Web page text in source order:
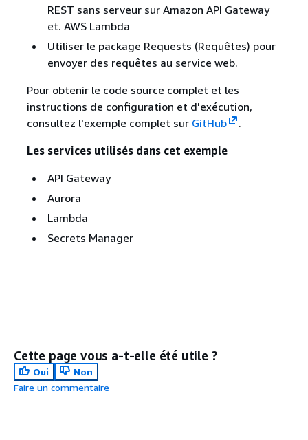
REST sans serveur sur Amazon API Gateway
et. AWS Lambda
Utiliser le package Requests (Requêtes) pour
envoyer des requêtes au service web.
Pour obtenir le code source complet et les
instructions de configuration et d'exécution,
consultez l'exemple complet sur GitHub
.
Les services utilisés dans cet exemple
API Gateway
Aurora
Lambda
Secrets Manager
Cette page vous a-t-elle été utile ?
Oui
Non
Faire un commentaire